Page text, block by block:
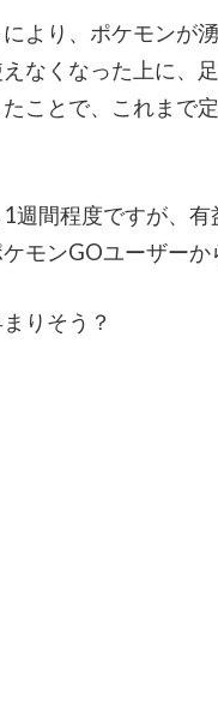
より、ポケモンが
なくなった上に、
ことで、これまで
1週間程度ですが、
モンGOユーザーか
りそう？